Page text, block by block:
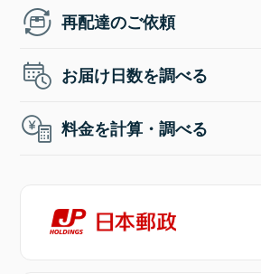
再配達のご依頼
お届け日数を調べる
料金を計算・調べる